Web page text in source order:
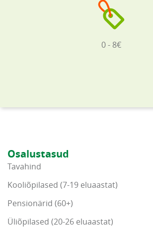
0 - 8€
Osalustasud
Tavahind
Kooliõpilased (7-19 eluaastat)
Pensionärid (60+)
Üliõpilased (20-26 eluaastat)